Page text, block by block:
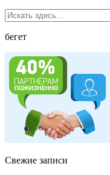
бегет
Свежие записи